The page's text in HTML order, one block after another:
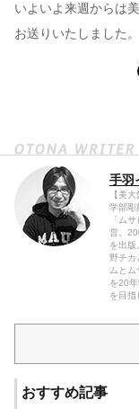
いよいよ来週からは
お送りいたしました。
手羽
【美
学部彫
「ム
営。
を出版
野チカ
ムと
を20
を目指
おすすめ記事